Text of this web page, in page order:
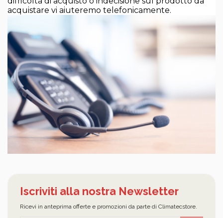
acquistare vi aiuteremo telefonicamente.
Iscriviti alla nostra Newsletter
Ricevi in anteprima offerte e promozioni da parte di Climatecstore.